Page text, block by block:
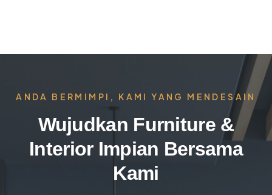
ANDA BERMIMPI, KAMI YANG MENDESAIN
Wujudkan Furniture &
Interior Impian Bersama
Kami